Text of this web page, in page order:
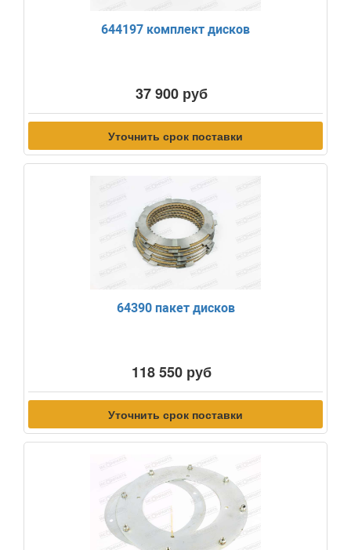
644197 комплект дисков
37 900 руб
Уточнить срок поставки
64390 пакет дисков
118 550 руб
Уточнить срок поставки